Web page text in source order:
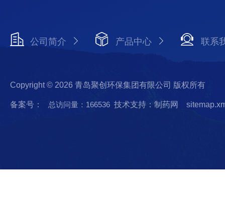
公司简介 产品中心 联系
Copyright © 2026 青岛聚创环保集团有限公司 版权所有
备案号： 总访问量：166536 技术支持：制药网